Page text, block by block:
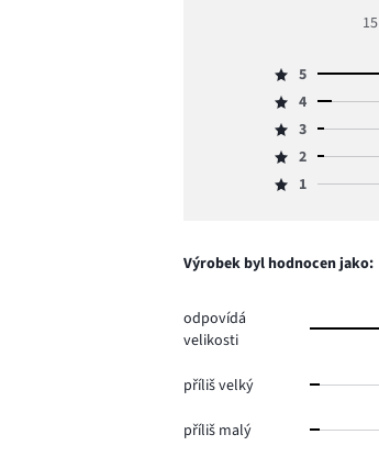
5
15
Hodnocení
5,
počet
hlasů
5
Hodnocení
4,
počet
hlasů
4
Hodnocení
3,
počet
3
Hodnocení
2,
2
Hodnocení
hlasů
1
Výrobek byl hodnocen jako:
odpovídá
velikosti
příliš velký
příliš malý